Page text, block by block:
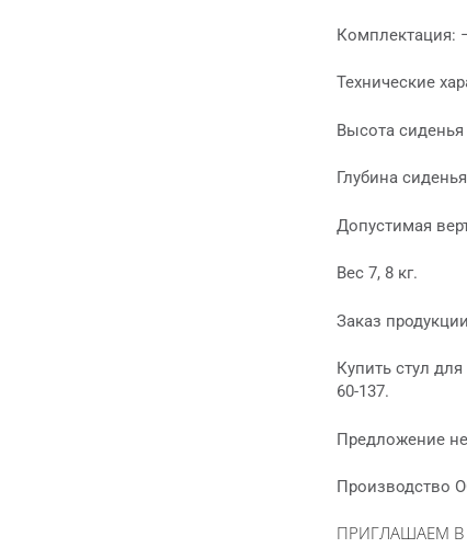
Комплектация:
Технические
Высота
Глубина
Допустимая
Вес 7, 8 кг.
Заказ
Купить стул
60-137.
Предложение
Производство
ПРИГЛАШАЕМ